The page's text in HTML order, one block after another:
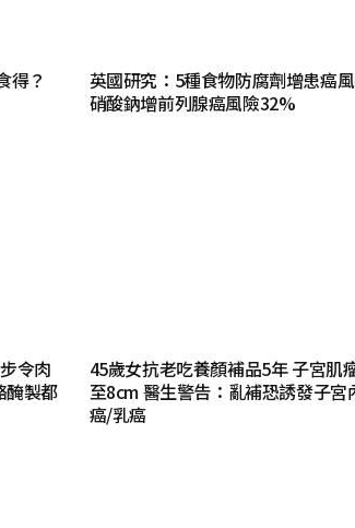
得？
英國研究：5種食物防腐劑增患癌
硝酸鈉增前列腺癌風險32%
令肉
醃製都
45歲女抗老吃養顏補品5年 子宮肌
至8cm 醫生警告：亂補恐誘發子宮
癌/乳癌